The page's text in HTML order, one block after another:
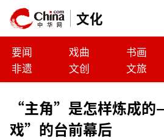
文化
要闻 戏曲 书画
非遗
文创 文旅
“主角”是怎样炼成
戏”的台前幕后